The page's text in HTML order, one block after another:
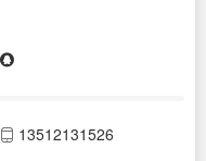
13512131526